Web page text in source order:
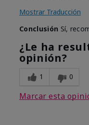
Mostrar Traducción
Conclusión Sí,
¿Le ha
opinión?
1 0
Marcar esta